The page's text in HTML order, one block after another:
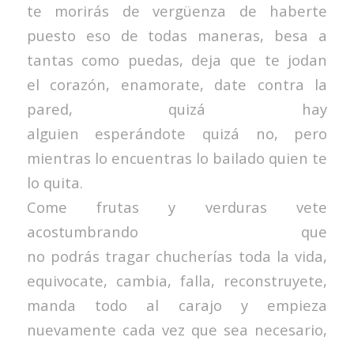
te morirás de vergüenza de haberte
puesto eso de todas maneras, besa a
tantas como puedas, deja que te jodan
el corazón, enamorate, date contra la
pared, quizá hay
alguien esperándote quizá no, pero
mientras lo encuentras lo bailado quien te
lo quita.
Come frutas y verduras vete
acostumbrando que
no podrás tragar chucherías toda la vida,
equivocate, cambia, falla, reconstruyete,
manda todo al carajo y empieza
nuevamente cada vez que sea necesario,